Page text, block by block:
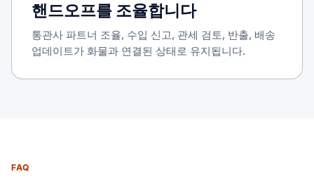
핸드오프를 조율합니다
통관사 파트너 조율, 수입 신고, 관세 검토, 반출, 배송
업데이트가 화물과 연결된 상태로 유지됩니다.
FAQ